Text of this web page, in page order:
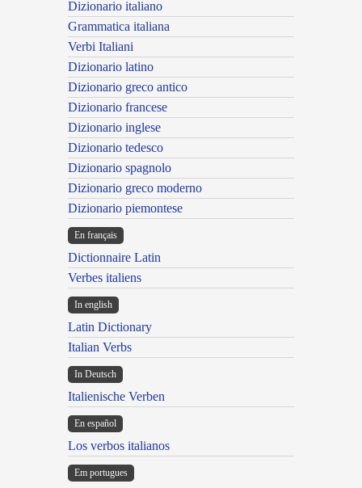
Dizionario italiano
Grammatica italiana
Verbi Italiani
Dizionario latino
Dizionario greco antico
Dizionario francese
Dizionario inglese
Dizionario tedesco
Dizionario spagnolo
Dizionario greco moderno
Dizionario piemontese
En français
Dictionnaire Latin
Verbes italiens
In english
Latin Dictionary
Italian Verbs
In Deutsch
Italienische Verben
En español
Los verbos italianos
Em portugues